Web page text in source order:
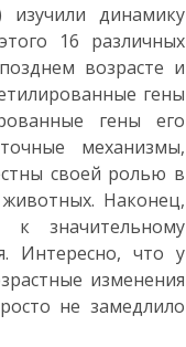
динамику
16 различных
возрасте и
гены
гены его
механизмы,
своей ролью в
Наконец,
к значительному
Интересно, что у
изменения
не замедлило